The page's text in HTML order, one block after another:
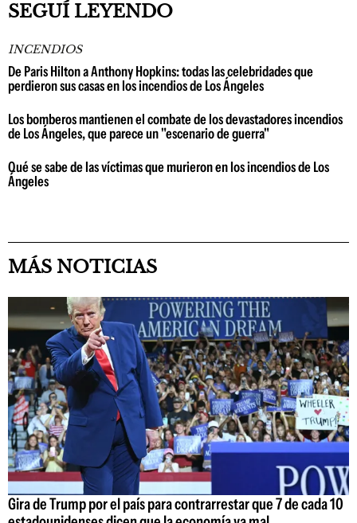
SEGUÍ LEYENDO
INCENDIOS
De Paris Hilton a Anthony Hopkins: todas las celebridades que
perdieron sus casas en los incendios de Los Ángeles
Los bomberos mantienen el combate de los devastadores incendios
de Los Ángeles, que parece un "escenario de guerra"
Qué se sabe de las víctimas que murieron en los incendios de Los
Ángeles
MÁS NOTICIAS
Gira de Trump por el país para contrarrestar que 7 de cada 10